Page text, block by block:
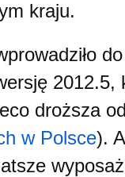
kraju.
2012.5,
droższa
w Polsce).